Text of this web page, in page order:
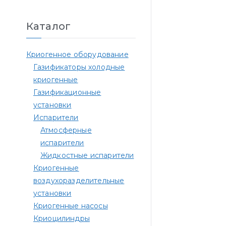
Каталог
Криогенное оборудование
Газификаторы холодные
криогенные
Газификационные
установки
Испарители
Атмосферные
испарители
Жидкостные испарители
Криогенные
воздухоразделительные
установки
Криогенные насосы
Криоцилиндры